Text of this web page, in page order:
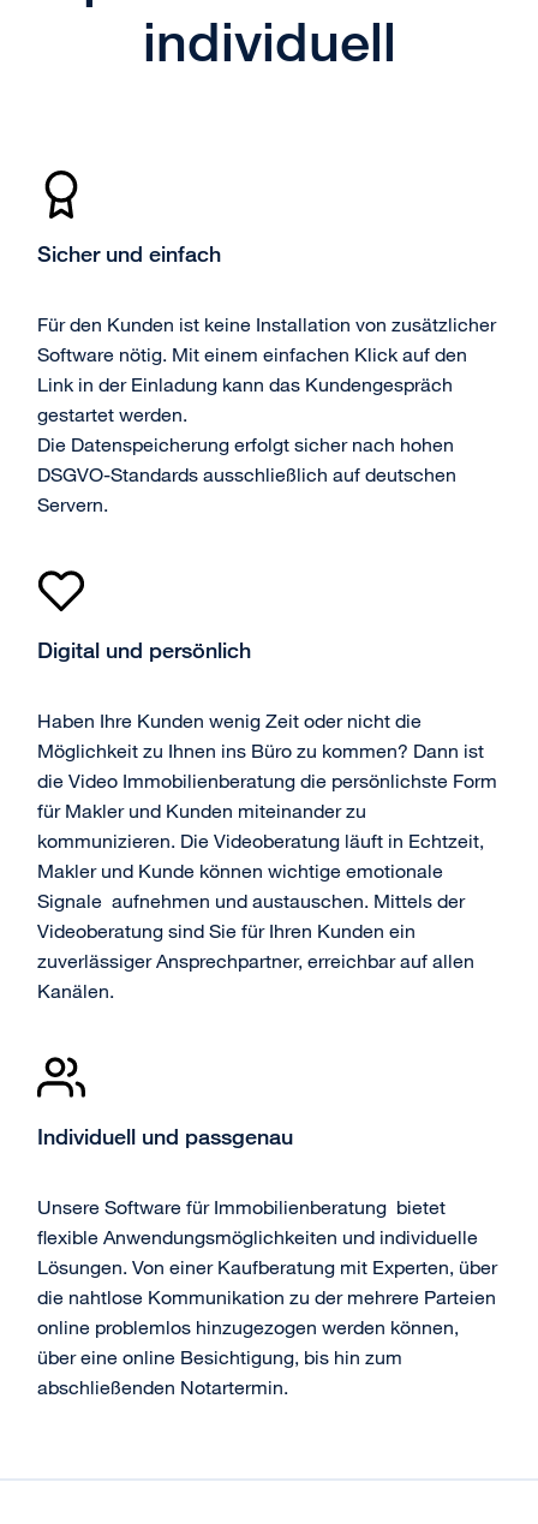
individuell
Sicher und einfach
Für den Kunden ist keine Installation von zusätzlicher
Software nötig. Mit einem einfachen Klick auf den
Link in der Einladung kann das Kundengespräch
gestartet werden.
Die Datenspeicherung erfolgt sicher nach hohen
DSGVO-Standards ausschließlich auf deutschen
Servern.
Digital und persönlich
Haben Ihre Kunden wenig Zeit oder nicht die
Möglichkeit zu Ihnen ins Büro zu kommen? Dann ist
die Video Immobilienberatung die persönlichste Form
für Makler und Kunden miteinander zu
kommunizieren. Die Videoberatung läuft in Echtzeit,
Makler und Kunde können wichtige emotionale
Signale aufnehmen und austauschen. Mittels der
Videoberatung sind Sie für Ihren Kunden ein
zuverlässiger Ansprechpartner, erreichbar auf allen
Kanälen.
Individuell und passgenau
Unsere Software für Immobilienberatung bietet
flexible Anwendungsmöglichkeiten und individuelle
Lösungen. Von einer Kaufberatung mit Experten, über
die nahtlose Kommunikation zu der mehrere Parteien
online problemlos hinzugezogen werden können,
über eine online Besichtigung, bis hin zum
abschließenden Notartermin.